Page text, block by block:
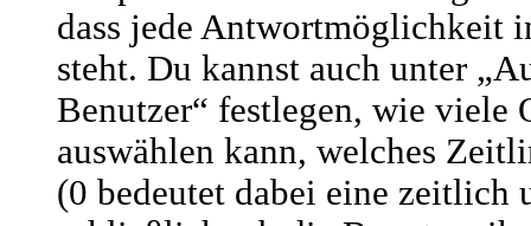
dass jede Antwortmöglichkeit
steht. Du kannst auch unter
Benutzer“ festlegen, wie viele
auswählen kann, welches
(0 bedeutet dabei eine zeitlich